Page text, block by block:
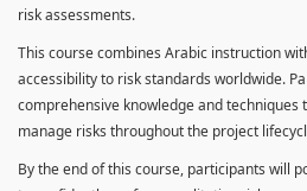
risk assessments.
This course combines Arabic instruction
accessibility to risk standards worldwide.
comprehensive knowledge and techniques
manage risks throughout the project
By the end of this course, participants will